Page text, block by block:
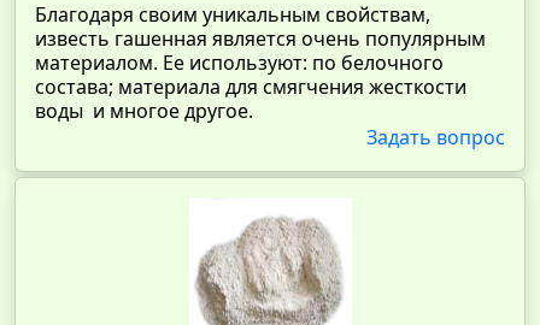
Благодаря своим уникальным свойствам,
известь гашенная является очень популярным
материалом. Ее используют: по белочного
состава; материала для смягчения жесткости
воды и многое другое.
Задать вопрос